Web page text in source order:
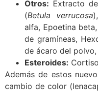
Otros: Extracto
(Betula verrucosa
alfa, Epoetina
de gramíneas,
de ácaro del
Esteroides:
Además de estos
cambio de color